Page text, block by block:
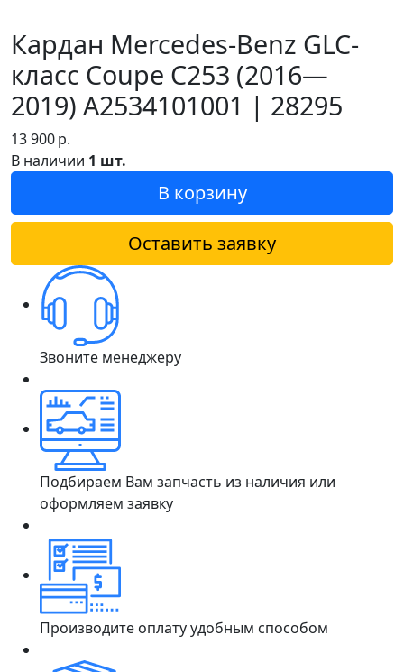
Кардан Mercedes-Benz GLC-
класс Coupe C253 (2016—
2019) A2534101001 | 28295
13 900р.
В наличии 1 шт.
В корзину
Оставить заявку
Звоните менеджеру
Подбираем Вам запчасть из наличия или
оформляем заявку
Производите оплату удобным способом